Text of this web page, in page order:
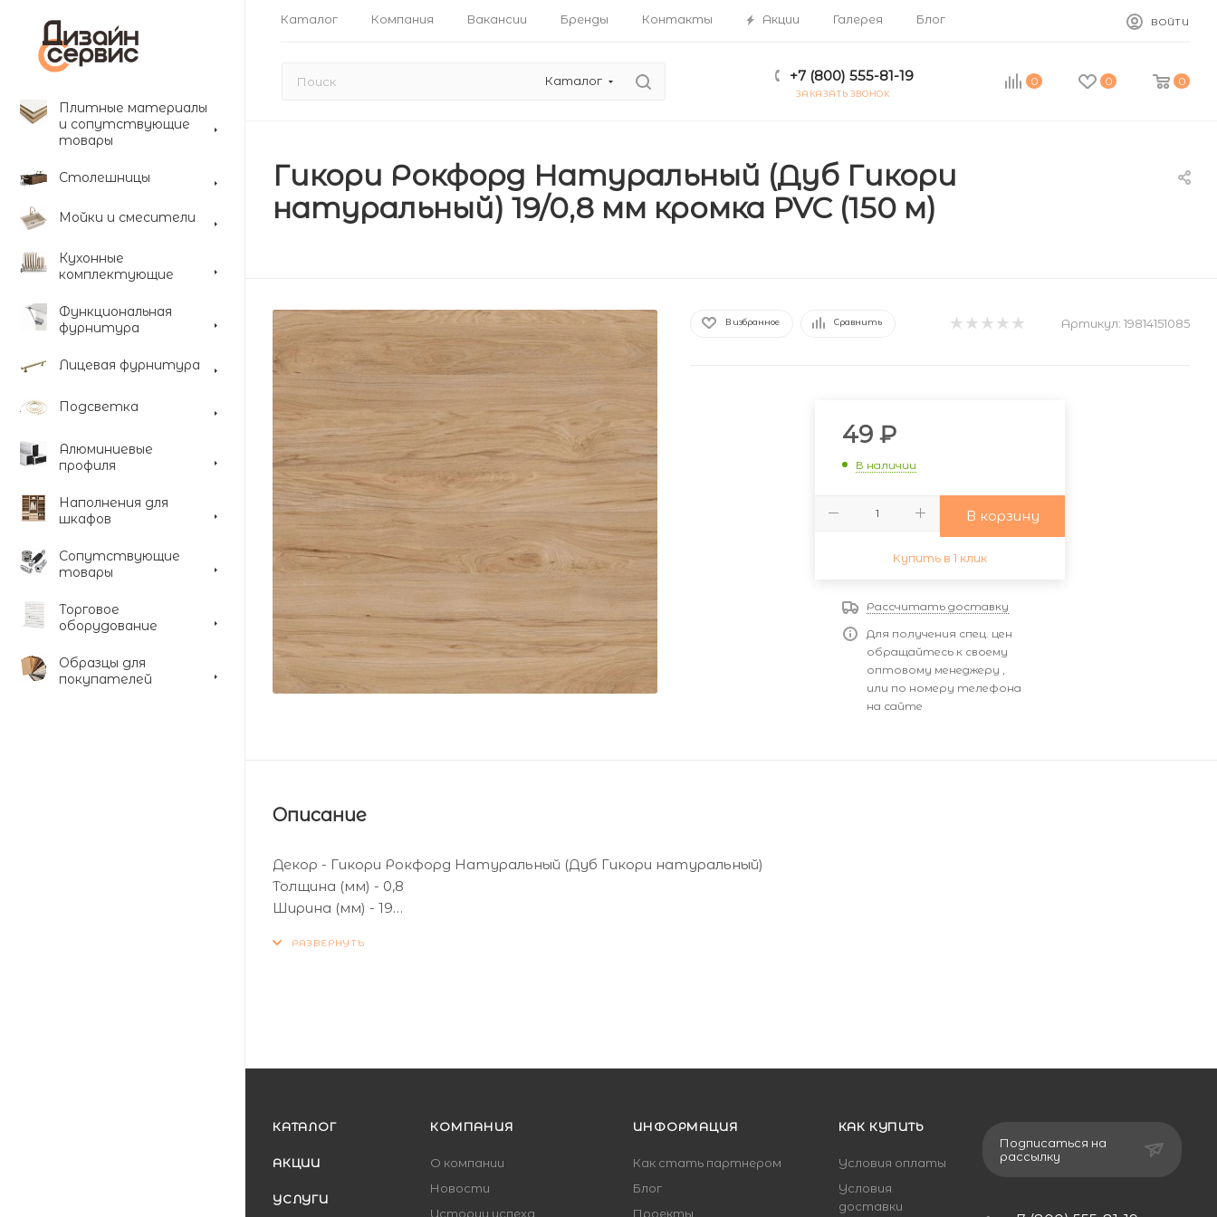
Каталог Компания Вакансии Бренды Контакты Акции Галерея Блог ВОЙТИ
Каталог +7 (800) 555-81-19
ЗАКАЗАТЬ ЗВОНОК
0 0 0
Плитные материалы
и сопутствующие
товары
Столешницы
Мойки и смесители
Кухонные
комплектующие
Функциональная
фурнитура
Лицевая фурнитура
Подсветка
Алюминиевые
профиля
Наполнения для
шкафов
Сопутствующие
товары
Торговое
оборудование
Образцы для
покупателей
Гикори Рокфорд Натуральный (Дуб Гикори
натуральный) 19/0,8 мм кромка PVC (150 м)
В избранное Сравнить Артикул: 19814151085
49 ₽
В наличии
В корзину
Купить в 1 клик
Рассчитать доставку
Для получения спец. цен
обращайтесь к своему
оптовому менеджеру ,
или по номеру телефона
на сайте
Описание
Декор - Гикори Рокфорд Натуральный (Дуб Гикори натуральный)
Толщина (мм) - 0,8
Ширина (мм) - 19
КАТАЛОГ
АКЦИИ
УСЛУГИ
КОМПАНИЯ
О компании
Новости
Истории успеха
ИНФОРМАЦИЯ
Как стать партнером
Блог
Проекты
КАК КУПИТЬ
Условия оплаты
Условия
доставки
Подписаться на
рассылку